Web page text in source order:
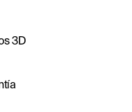
3D